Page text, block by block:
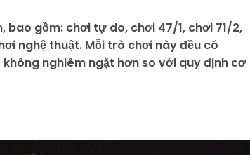
bao gồm: chơi tự do, chơi 47/1, chơi 71/2,
nghệ thuật. Mỗi trò chơi này đều có
nghiêm ngặt hơn so với quy định cơ